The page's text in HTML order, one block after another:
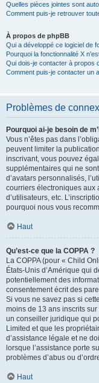
Quelles pièces jointes sont
Comment puis-je retrouver
À propos de phpBB
Qui a développé ce logiciel de
Pourquoi la fonctionnalité X
Qui dois-je contacter à propos
Comment puis-je contacter un
Problèmes de
Pourquoi ai-je besoin de
Vous n’êtes pas dans
peuvent limiter la
inscrivant, vous pouvez
supplémentaires qui ne
d’avatars personnalisés,
courriers électroniques aux
d’utilisateurs, etc.
pourquoi nous vous
Haut
Qu’est-ce que la COPPA ?
La COPPA (pour « Child
États-Unis d’Amérique qui
potentiellement des
consentement écrit des
Si vous ne savez pas si
moins de 13 ans inscrits
un conseiller juridique qui
Limited et que les
d’assistance légale et ne
lorsque l’assistance porte
problèmes d’abus ou
Haut